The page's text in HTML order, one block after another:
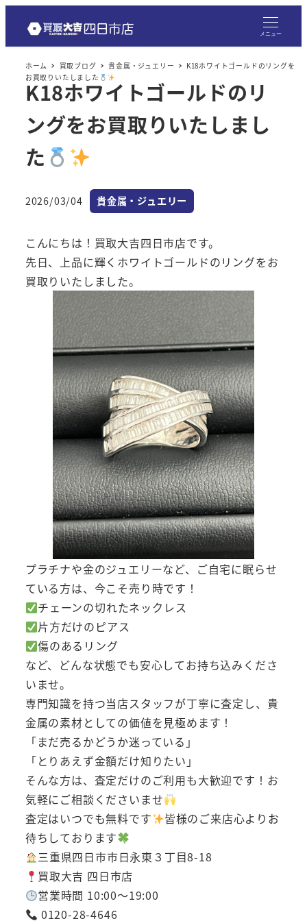
メニュー
ホーム 買取ブログ 貴金属・ジュエリー
K18ホワイトゴールドのリングを
お買取りいたしました
K18ホワイトゴールドのリ
ングをお買取りいたしまし
た
投稿日
2026/03/04 カテゴリー
貴金属・ジュエリー
こんにちは！買取大吉四日市店です。
先日、上品に輝くホワイトゴールドのリングをお
買取りいたしました。
プラチナや金のジュエリーなど、ご自宅に眠らせ
ている方は、今こそ売り時です！
チェーンの切れたネックレス
片方だけのピアス
傷のあるリング
など、どんな状態でも安心してお持ち込みくださ
いませ。
専門知識を持つ当店スタッフが丁寧に査定し、貴
金属の素材としての価値を見極めます！
「まだ売るかどうか迷っている」
「とりあえず金額だけ知りたい」
そんな方は、査定だけのご利用も大歓迎です！お
気軽にご相談くださいませ
査定はいつでも無料です
皆様のご来店心よりお
待ちしております
三重県四日市市日永東３丁目8-18
買取大吉 四日市店
営業時間 10:00～19:00
0120-28-4646